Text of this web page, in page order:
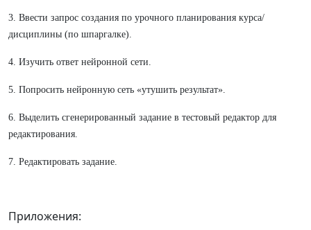
3. Ввести запрос создания по урочного планирования курса/
дисциплины (по шпаргалке).
4. Изучить ответ нейронной сети.
5. Попросить нейронную сеть «утушить результат».
6. Выделить сгенерированный задание в тестовый редактор для
редактирования.
7. Редактировать задание.
Приложения: